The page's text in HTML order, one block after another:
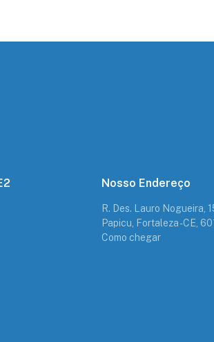
Nosso Endereço
R. Des. Lauro Nogueira,
Papicu, Fortaleza - CE,
Como chegar